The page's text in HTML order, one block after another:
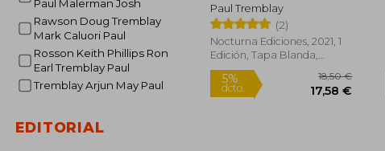
Paul Malerman Josh
Rawson Doug Tremblay
Mark Caluori Paul
Rosson Keith Phillips Ron
Earl Tremblay Paul
Tremblay Arjun May Paul
EDITORIAL
Paul Tremblay
(2)
Nocturna Ediciones, 2021, 1
Edición, Tapa Blanda,
Nuevo
Rápido